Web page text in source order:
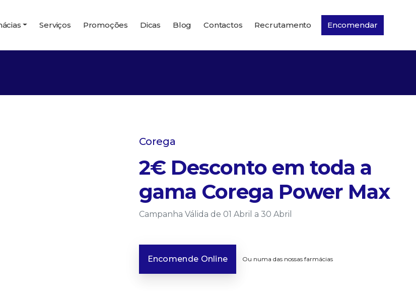
Serviços Promoções Dicas Blog Contactos Recrutamento Encomendar
Corega
2€ Desconto em toda a
gama Corega Power Max
Campanha Válida de 01 Abril a 30 Abril
Encomende Online Ou numa das nossas farmácias